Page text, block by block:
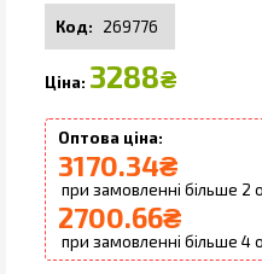
269776
3288₴
3170.34₴
2
2700.66₴
4